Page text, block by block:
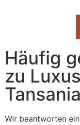
Häufig
zu
Tansania
Wir beantworten